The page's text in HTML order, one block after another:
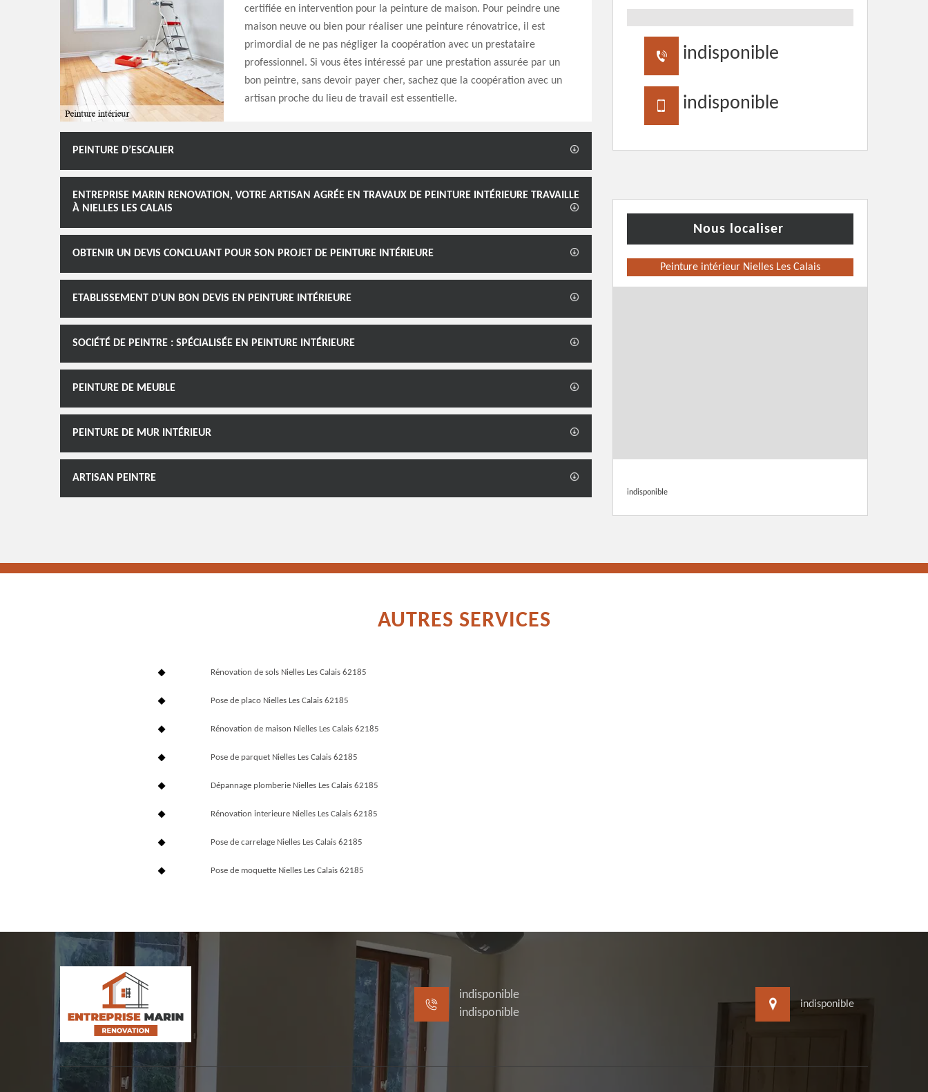
certifiée en intervention pour la peinture de maison. Pour peindre une
maison neuve ou bien pour réaliser une peinture rénovatrice, il est
primordial de ne pas négliger la coopération avec un prestataire
professionnel. Si vous êtes intéressé par une prestation assurée par un
bon peintre, sans devoir payer cher, sachez que la coopération avec un
artisan proche du lieu de travail est essentielle.
PEINTURE D’ESCALIER
ENTREPRISE MARIN RENOVATION, VOTRE ARTISAN AGRÉE EN TRAVAUX DE PEINTURE INTÉRIEURE TRAVAILLE
À NIELLES LES CALAIS
OBTENIR UN DEVIS CONCLUANT POUR SON PROJET DE PEINTURE INTÉRIEURE
ETABLISSEMENT D’UN BON DEVIS EN PEINTURE INTÉRIEURE
SOCIÉTÉ DE PEINTRE : SPÉCIALISÉE EN PEINTURE INTÉRIEURE
PEINTURE DE MEUBLE
PEINTURE DE MUR INTÉRIEUR
ARTISAN PEINTRE
indisponible
indisponible
Nous localiser
Peinture intérieur Nielles Les Calais
indisponible
AUTRES SERVICES
Rénovation de sols Nielles Les Calais 62185
Pose de placo Nielles Les Calais 62185
Rénovation de maison Nielles Les Calais 62185
Pose de parquet Nielles Les Calais 62185
Dépannage plomberie Nielles Les Calais 62185
Rénovation interieure Nielles Les Calais 62185
Pose de carrelage Nielles Les Calais 62185
Pose de moquette Nielles Les Calais 62185
indisponible
indisponible
indisponible